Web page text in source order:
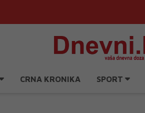
CRNA KRONIKA SPORT